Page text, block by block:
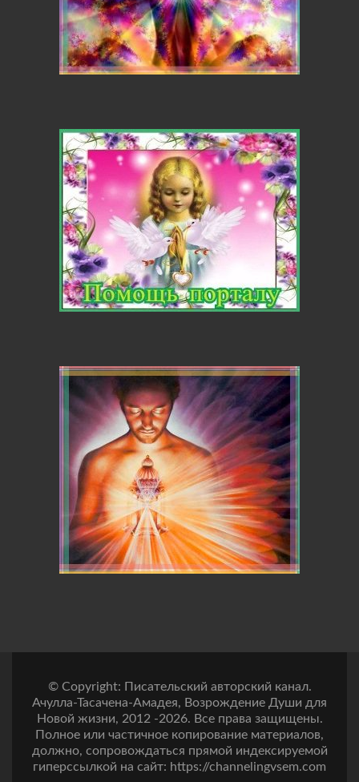
© Copyright: Писательский авторский канал.
Ачулла-Тасачена-Амадея, Возрождение Души для
Новой жизни, 2012 -2026. Все права защищены.
Полное или частичное копирование материалов,
должно, сопровождаться прямой индексируемой
гиперссылкой на сайт: https://channelingvsem.com